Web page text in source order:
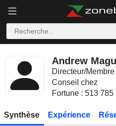
Andrew
Directeur/Membre
Conseil chez
Fortune : 513
Synthèse Expérience